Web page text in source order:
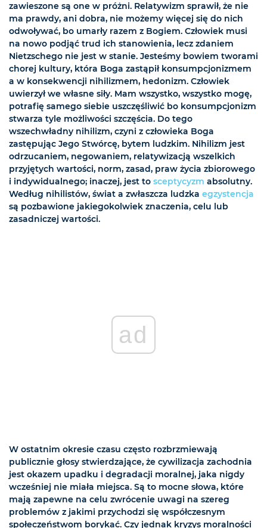
zawieszone są one w próżni. Relatywizm sprawił, że nie
ma prawdy, ani dobra, nie możemy więcej się do nich
odwoływać, bo umarły razem z Bogiem. Człowiek musi
na nowo podjąć trud ich stanowienia, lecz zdaniem
Nietzschego nie jest w stanie. Jesteśmy bowiem tworami
chorej kultury, która Boga zastąpił konsumpcjonizmem
a w konsekwencji nihilizmem, hedonizm. Człowiek
uwierzył we własne siły. Mam wszystko, wszystko mogę,
potrafię samego siebie uszczęśliwić bo konsumpcjonizm
stwarza tyle możliwości szczęścia. Do tego
wszechwładny nihilizm, czyni z człowieka Boga
zastępując Jego Stwórcę, bytem ludzkim. Nihilizm jest
odrzucaniem, negowaniem, relatywizacją wszelkich
przyjętych wartości, norm, zasad, praw życia zbiorowego
i indywidualnego; inaczej, jest to sceptycyzm absolutny.
Według nihilistów, świat a zwłaszcza ludzka egzystencja
są pozbawione jakiegokolwiek znaczenia, celu lub
zasadniczej wartości.
ad
W ostatnim okresie czasu często rozbrzmiewają
publicznie głosy stwierdzające, że cywilizacja zachodnia
jest okazem upadku i degradacji moralnej, jaka nigdy
wcześniej nie miała miejsca. Są to mocne słowa, które
mają zapewne na celu zwrócenie uwagi na szereg
problemów z jakimi przychodzi się współczesnym
społeczeństwom borykać. Czy jednak kryzys moralności